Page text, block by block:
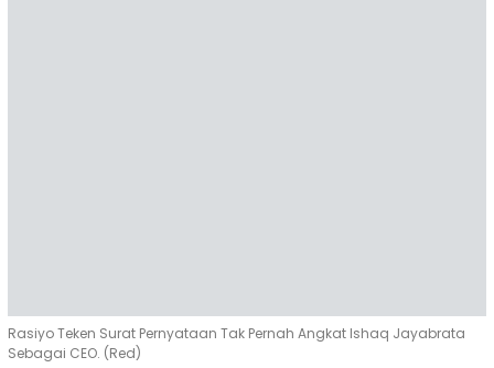
Rasiyo Teken Surat Pernyataan Tak Pernah Angkat Ishaq Jayabrata
Sebagai CEO. (Red)